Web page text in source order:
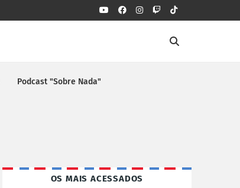
Podcast "Sobre Nada"
OS MAIS ACESSADOS